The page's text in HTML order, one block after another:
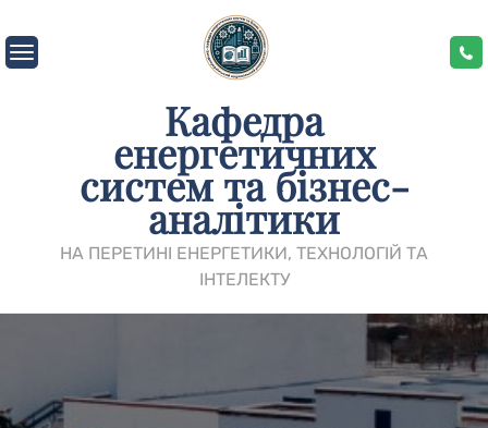
to
content
Кафедра
енергетичних
систем та бізнес-
аналітики
НА ПЕРЕТИНІ ЕНЕРГЕТИКИ, ТЕХНОЛОГІЙ ТА
ІНТЕЛЕКТУ